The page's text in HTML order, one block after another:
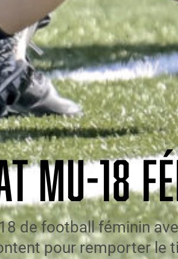
MU-18
de football féminin
pour remporter le